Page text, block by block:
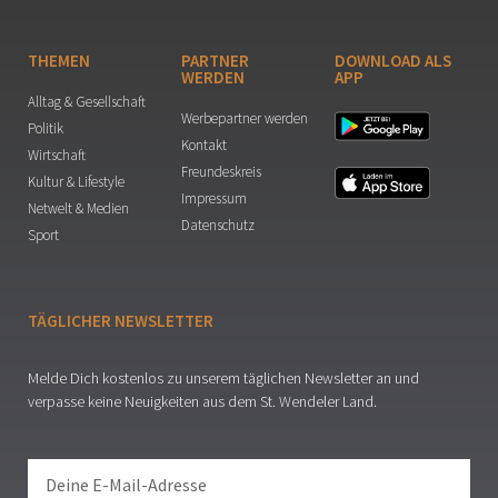
THEMEN
Alltag & Gesellschaft
Politik
Wirtschaft
Kultur & Lifestyle
Netwelt & Medien
Sport
PARTNER
WERDEN
Werbepartner werden
Kontakt
Freundeskreis
Impressum
Datenschutz
DOWNLOAD ALS
APP
TÄGLICHER NEWSLETTER
Melde Dich kostenlos zu unserem täglichen Newsletter an und
verpasse keine Neuigkeiten aus dem St. Wendeler Land.